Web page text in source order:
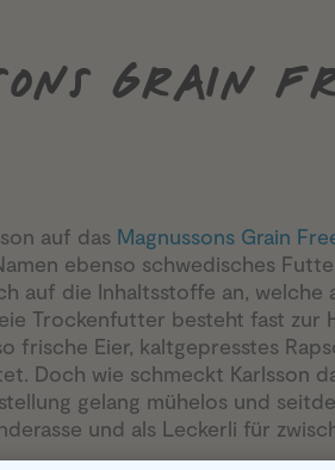
GRAIN
auf das Magnussons Grain
ebenso schwedisches
auf die Inhaltsstoffe an, welche
Trockenfutter besteht fast zur
Eier, kaltgepresstes
Doch wie schmeckt Karlsson
gelang mühelos und
und als Leckerli für